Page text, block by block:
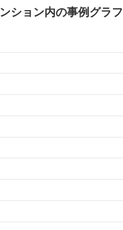
ション内の事例グラフ